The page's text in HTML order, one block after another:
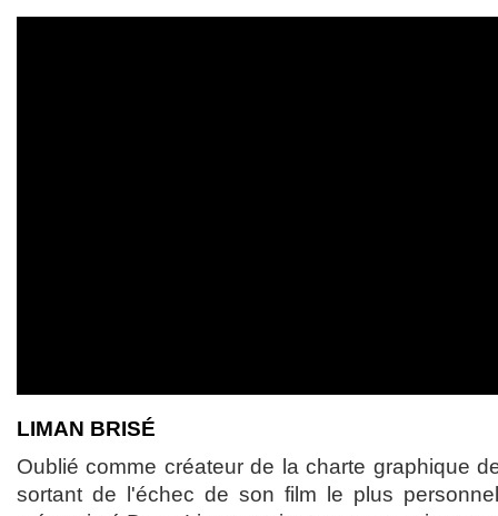
LIMAN BRISÉ
Oublié comme créateur de la charte graphique
sortant de l'échec de son film le plus